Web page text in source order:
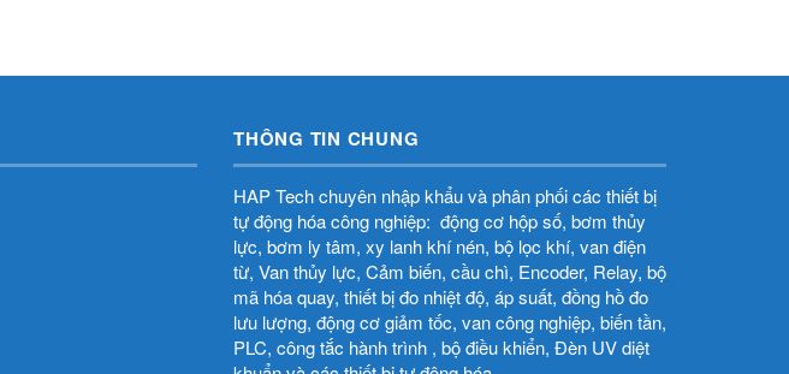
THÔNG TIN CHUNG
HAP Tech chuyên nhập khẩu và phân phối các thiết bị
tự động hóa công nghiệp: động cơ hộp số, bơm thủy
lực, bơm ly tâm, xy lanh khí nén, bộ lọc khí, van điện
từ, Van thủy lực, Cảm biến, cầu chì, Encoder, Relay, bộ
mã hóa quay, thiết bị đo nhiệt độ, áp suất, đồng hồ đo
lưu lượng, động cơ giảm tốc, van công nghiệp, biến tần,
PLC, công tắc hành trình , bộ điều khiển, Đèn UV diệt